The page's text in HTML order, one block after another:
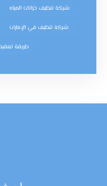
شركة تنظيف خزانات المياه
شركة تنظيف في الإمارات
طريقة